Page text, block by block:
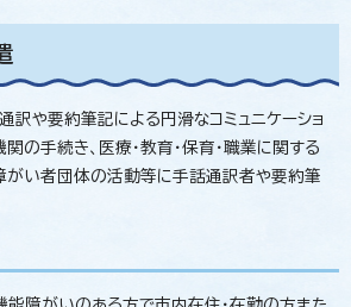
訳や要約筆記による円滑なコミュニケーショ
の手続き、医療・教育・保育・職業に関する
障がい者団体の活動等に手話通訳者や要約筆